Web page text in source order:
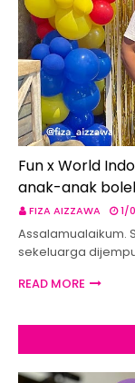
Fun x World
anak-anak
FIZA AIZZAWA 1/
Assalamualaikum.
sekeluarga
READ MORE